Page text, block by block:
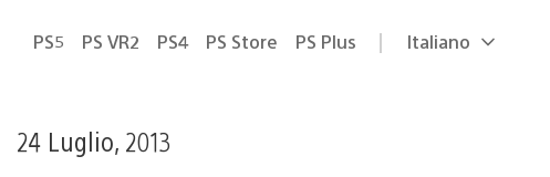
PS5 PS VR2 PS4 PS Store PS Plus Seleziona
Regione
Italiano
24 Luglio, 2013